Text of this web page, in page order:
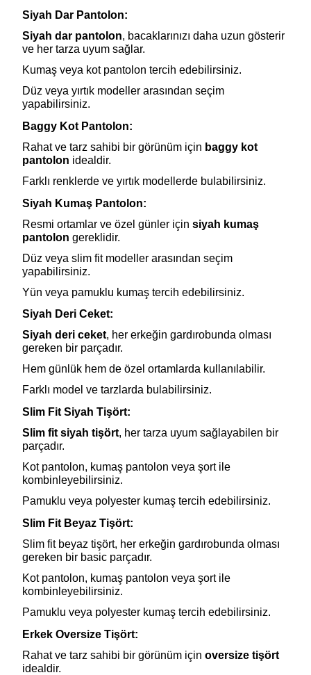
Siyah Dar Pantolon:
Siyah dar pantolon, bacaklarınızı daha uzun gösterir
ve her tarza uyum sağlar.
Kumaş veya kot pantolon tercih edebilirsiniz.
Düz veya yırtık modeller arasından seçim
yapabilirsiniz.
Baggy Kot Pantolon:
Rahat ve tarz sahibi bir görünüm için baggy kot
pantolon idealdir.
Farklı renklerde ve yırtık modellerde bulabilirsiniz.
Siyah Kumaş Pantolon:
Resmi ortamlar ve özel günler içinsiyah kumaş
pantolon gereklidir.
Düz veya slim fit modeller arasından seçim
yapabilirsiniz.
Yün veya pamuklu kumaş tercih edebilirsiniz.
Siyah Deri Ceket:
Siyah deri ceket, her erkeğin gardırobunda olması
gereken bir parçadır.
Hem günlük hem de özel ortamlarda kullanılabilir.
Farklı model ve tarzlarda bulabilirsiniz.
Slim Fit Siyah Tişört:
Slim fit siyah tişört, her tarza uyum sağlayabilen bir
parçadır.
Kot pantolon, kumaş pantolon veya şort ile
kombinleyebilirsiniz.
Pamuklu veya polyester kumaş tercih edebilirsiniz.
Slim Fit Beyaz Tişört:
Slim fit beyaz tişört, her erkeğin gardırobunda olması
gereken bir basic parçadır.
Kot pantolon, kumaş pantolon veya şort ile
kombinleyebilirsiniz.
Pamuklu veya polyester kumaş tercih edebilirsiniz.
Erkek Oversize Tişört:
Rahat ve tarz sahibi bir görünüm içinoversize tişört
idealdir.